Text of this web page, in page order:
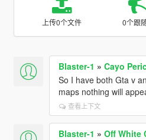
上传0个文件 0个跟
Blaster-1 » Cayo
So I have both Gta v
maps nothing will
查看上下文
Blaster-1 » Off White